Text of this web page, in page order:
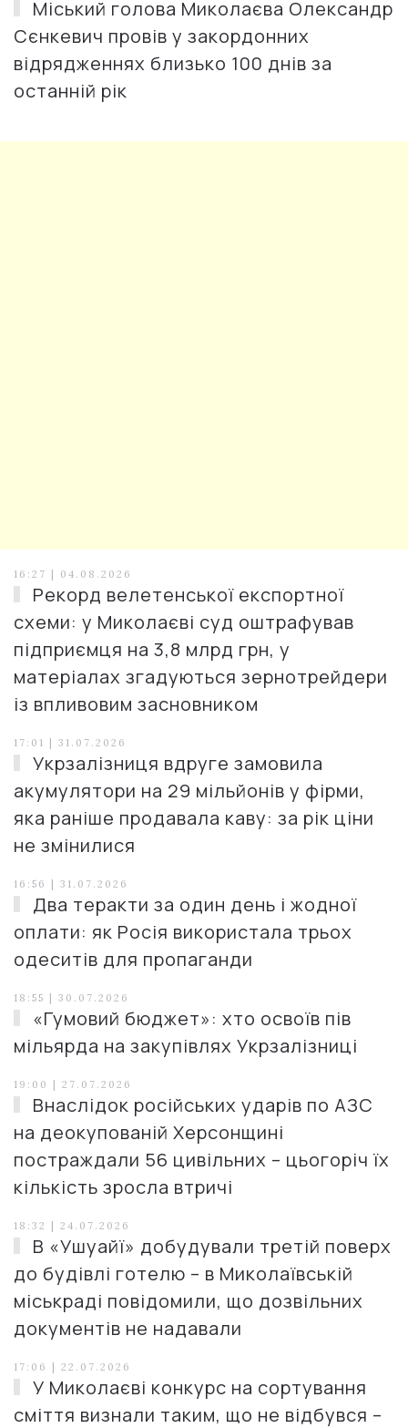
Міський голова Миколаєва Олександр
Сєнкевич провів у закордонних
відрядженнях близько 100 днів за
останній рік
16:27 | 04.08.2026
Рекорд велетенської експортної
схеми: у Миколаєві суд оштрафував
підприємця на 3,8 млрд грн, у
матеріалах згадуються зернотрейдери
із впливовим засновником
17:01 | 31.07.2026
Укрзалізниця вдруге замовила
акумулятори на 29 мільйонів у фірми,
яка раніше продавала каву: за рік ціни
не змінилися
16:56 | 31.07.2026
Два теракти за один день і жодної
оплати: як Росія використала трьох
одеситів для пропаганди
18:55 | 30.07.2026
«Гумовий бюджет»: хто освоїв пів
мільярда на закупівлях Укрзалізниці
19:00 | 27.07.2026
Внаслідок російських ударів по АЗС
на деокупованій Херсонщині
постраждали 56 цивільних – цьогоріч їх
кількість зросла втричі
18:32 | 24.07.2026
В «Ушуайї» добудували третій поверх
до будівлі готелю – в Миколаївській
міськраді повідомили, що дозвільних
документів не надавали
17:06 | 22.07.2026
У Миколаєві конкурс на сортування
сміття визнали таким, що не відбувся –